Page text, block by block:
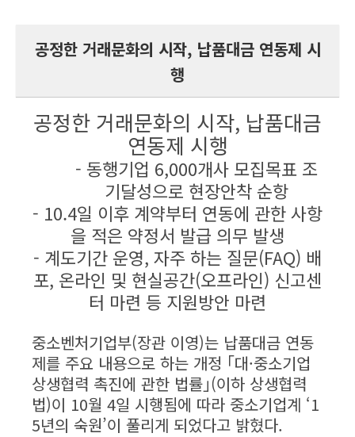
공정한 거래문화의 시작, 납품대금 연동제 시
행
공정한 거래문화의 시작, 납품대금
연동제 시행
- 동행기업 6,000개사 모집목표 조
기달성으로 현장안착 순항
- 10.4일 이후 계약부터 연동에 관한 사항
을 적은 약정서 발급 의무 발생
- 계도기간 운영, 자주 하는 질문(FAQ) 배
포, 온라인 및 현실공간(오프라인) 신고센
터 마련 등 지원방안 마련
중소벤처기업부(장관 이영)는 납품대금 연동
제를 주요 내용으로 하는 개정 ｢대·중소기업
상생협력 촉진에 관한 법률｣(이하 상생협력
법)이 10월 4일 시행됨에 따라 중소기업계 ‘1
5년의 숙원’이 풀리게 되었다고 밝혔다.